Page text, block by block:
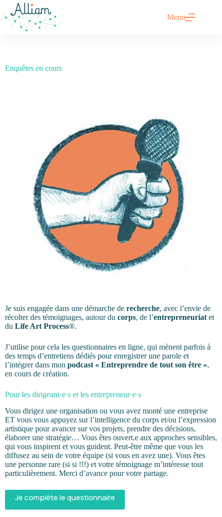
Menu
Enquêtes en cours
Je suis engagée dans une démarche de recherche, avec l’envie de
récolter des témoignages, autour du corps, de l’entrepreneuriat et
du Life Art Process®.
J’utilise pour cela les questionnaires en ligne, qui mènent parfois à
des temps d’entretiens dédiés pour enregistrer une parole et
l’intégrer dans mon podcast « Entreprendre de tout son être »,
en cours de création.
Pour les dirigeant·e·s et les entrepreneur·e·s
Vous dirigez une organisation ou vous avez monté une entreprise
ET vous vous appuyez sur l’intelligence du corps et/ou l’expression
artistique pour avancer sur vos projets, prendre des décisions,
élaborer une stratégie… Vous êtes ouvert.e aux approches sensibles,
qui vous inspirent et vous guident. Peut-être même que vous les
diffusez au sein de votre équipe (si vous en avez une). Vous êtes
une personne rare (si si !!!) et votre témoignage m’intéresse tout
particulièrement. Merci d’avance pour votre partage.
Je complète le questionnaire